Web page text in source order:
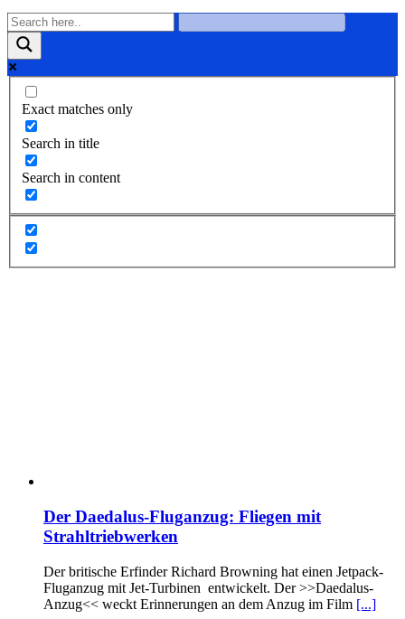
Exact matches only
Search in title
Search in content
Der Daedalus-Fluganzug: Fliegen mit
Strahltriebwerken
Der britische Erfinder Richard Browning hat einen Jetpack-
Fluganzug mit Jet-Turbinen entwickelt. Der >>Daedalus-
Anzug<< weckt Erinnerungen an dem Anzug im Film [...]